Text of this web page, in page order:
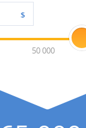
$
50 000